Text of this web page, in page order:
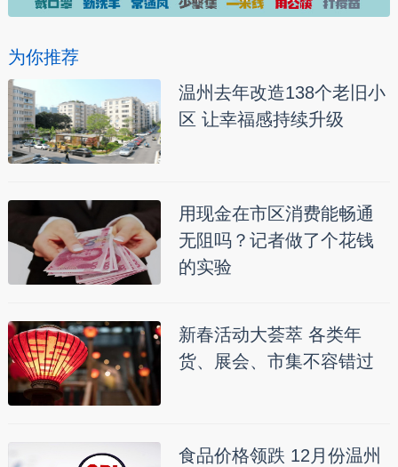
为你推荐
温州去年改造138个老旧小
区 让幸福感持续升级
用现金在市区消费能畅通
无阻吗？记者做了个花钱
的实验
新春活动大荟萃 各类年
货、展会、市集不容错过
食品价格领跌 12月份温州